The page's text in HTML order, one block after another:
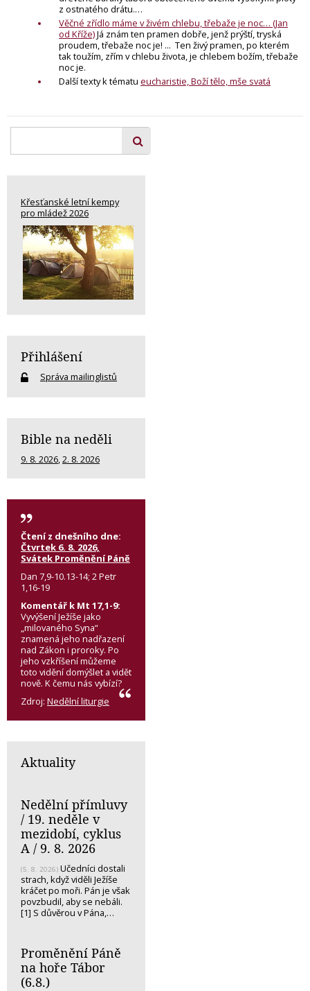
z ostnatého drátu.…
Věčné zřídlo máme v živém chlebu, třebaže je noc… (Jan
od Kříže)Já znám ten pramen dobře, jenž prýští, tryská
proudem, třebaže noc je! ... Ten živý pramen, po kterém
tak toužím, zřím v chlebu života, je chlebem božím, třebaže
noc je.
Další texty k tématu eucharistie, Boží tělo, mše svatá
Křesťanské letní kempy
pro mládež 2026
Přihlášení
Správa mailinglistů
Bible na neděli
9. 8. 2026,2. 8. 2026
Čtení z dnešního dne:
Čtvrtek 6. 8. 2026,
Svátek Proměnění Páně
Dan 7,9-10.13-14; 2 Petr
1,16-19
Komentář k Mt 17,1-9:
Vyvýšení Ježíše jako
„milovaného Syna“
znamená jeho nadřazení
nad Zákon i proroky. Po
jeho vzkříšení můžeme
toto vidění domýšlet a vidět
nově. K čemu nás vybízí?
Zdroj: Nedělní liturgie
Aktuality
Nedělní přímluvy
/ 19. neděle v
mezidobí, cyklus
A / 9. 8. 2026
(5. 8. 2026) Učedníci dostali
strach, když viděli Ježíše
kráčet po moři. Pán je však
povzbudil, aby se nebáli.
[1] S důvěrou v Pána,…
Proměnění Páně
na hoře Tábor
(6.8.)